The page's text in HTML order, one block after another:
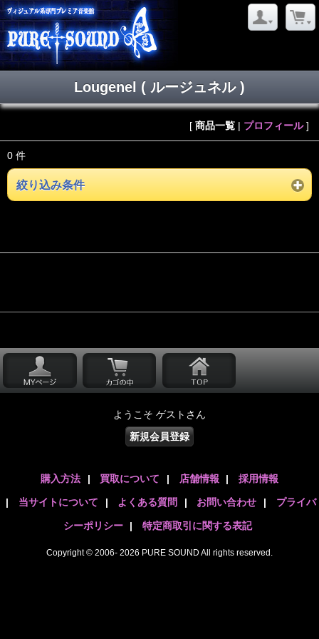
Lougenel ( ルージュネル )
[ 商品一覧 | プロフィール]
0 件
絞り込み条件
ようこそ ゲストさん
新規会員登録
購入方法 | 買取について | 店舗情報 | 採用情報
| 当サイトについて | よくある質問 | お問い合わせ | プライバ
シーポリシー | 特定商取引に関する表記
Copyright © 2006- 2026 PURE SOUND All rights reserved.